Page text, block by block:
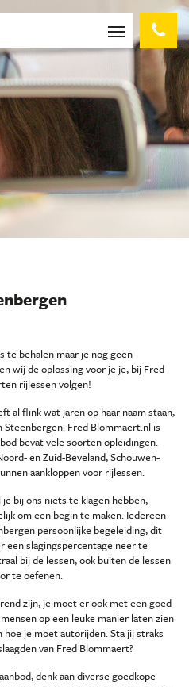
te behalen maar je nog geen
wij de oplossing voor je je, bij Fred
rijlessen volgen!
al flink wat jaren op haar naam staan,
Fred Blommaert.nl is
bevat vele soorten opleidingen.
en Zuid-Beveland, Schouwen-
aankloppen voor rijlessen.
bij ons niets te klagen hebben,
om een begin te maken. Iedereen
persoonlijke begeleiding, dit
een slagingspercentage neer te
bij de lessen, ook buiten de lessen
te oefenen.
zijn, je moet er ook met een goed
op een leuke manier laten zien
je moet autorijden. Sta jij straks
van Fred Blommaert?
denk aan diverse goedkope